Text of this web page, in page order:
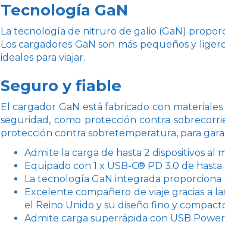
Tecnología GaN
La tecnología de nitruro de galio (GaN)
Los cargadores GaN son más pequeños y
ideales para viajar.
Seguro y fiable
El cargador GaN está fabricado con
seguridad, como protección contra
protección contra sobretemperatura, para
Admite la carga de hasta 2 dispositivos
Equipado con 1 x USB-C® PD 3.0 de
La tecnología GaN integrada
Excelente compañero de viaje gracias a
el Reino Unido y su diseño fino y
Admite carga superrápida con USB